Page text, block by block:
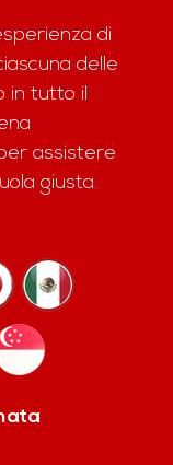
di
delle
in tutto il
assistere
giusta.